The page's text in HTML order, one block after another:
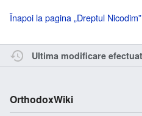
Înapoi la pagina „Dreptul
Ultima modificare
OrthodoxWiki